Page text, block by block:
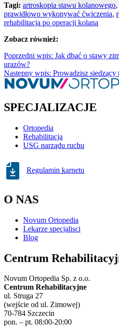
Tagi: artroskopia stawu kolanowego,
prawidłowo wykonywać ćwiczenia,
rehabilitacja po operacji kolana
Zobacz również:
Poprzedni wpis: Jak dbać o stawy
urazów?
Następny wpis: Prowadzisz siedzący
SPECJALIZACJE
Ortopedia
Rehabilitacja
USG narządu ruchu
Regulamin karnetu
O NAS
Novum Ortopedia
Lekarze specjalisci
Blog
Centrum
Novum Ortopedia Sp. z o.o.
Centrum Rehabilitacyjne
ul. Struga 27
(wejście od ul. Zimowej)
70-784 Szczecin
pon. – pt. 08:00-20:00